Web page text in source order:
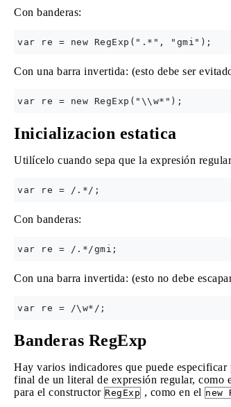
Con banderas:
Con una barra invertida: (esto debe ser
Inicializacion estatica
Utilícelo cuando sepa que la expresión
Con banderas:
Con una barra invertida: (esto no debe
Banderas RegExp
Hay varios indicadores que puede
final de un literal de expresión regular, como
para el constructor RegExp , como en el